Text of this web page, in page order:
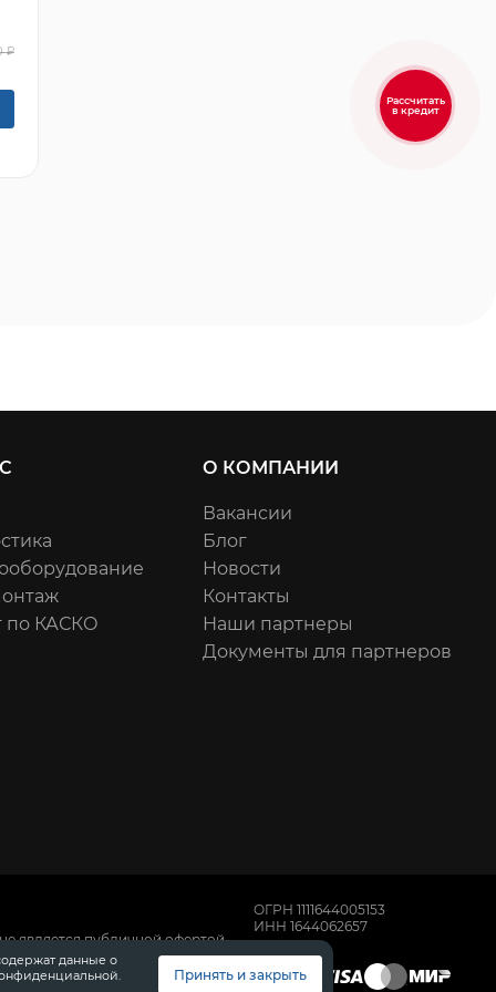
₽
по КАСКО
О КОМПАНИИ
Вакансии
Блог
Новости
Контакты
Наши партнеры
Документы для партнеров
является публичной офертой,
автомобилей обращайтесь к
обслуживании и
Авто.
ОГРН 1111644005153
ИНН 1644062657
данные о
Принять и закрыть
Рассчитать
в кредит